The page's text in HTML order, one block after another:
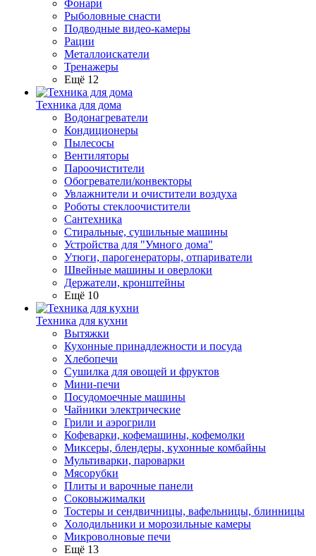
Фонари
Рыболовные снасти
Подводные видео-камеры
Рации
Металлоискатели
Тренажеры
Ещё 12
Техника для дома
Водонагреватели
Кондиционеры
Пылесосы
Вентиляторы
Пароочистители
Обогреватели/конвекторы
Увлажнители и очистители воздуха
Роботы стеклоочистители
Сантехника
Стиральные, сушильные машины
Устройства для "Умного дома"
Утюги, парогенераторы, отпариватели
Швейные машины и оверлоки
Держатели, кронштейны
Ещё 10
Техника для кухни
Вытяжки
Кухонные принадлежности и посуда
Хлебопечи
Сушилка для овощей и фруктов
Мини-печи
Посудомоечные машины
Чайники электрические
Грили и аэрогрили
Кофеварки, кофемашины, кофемолки
Миксеры, блендеры, кухонные комбайны
Мультиварки, пароварки
Мясорубки
Плиты и варочные панели
Соковыжималки
Тостеры и сендвичницы, вафельницы, блинницы
Холодильники и морозильные камеры
Микроволновые печи
Ещё 13